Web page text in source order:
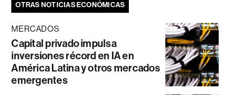
OTRAS NOTICIAS ECONÓMICAS
MERCADOS
Capital privado impulsa
inversiones récord en IA en
América Latina y otros mercados
emergentes